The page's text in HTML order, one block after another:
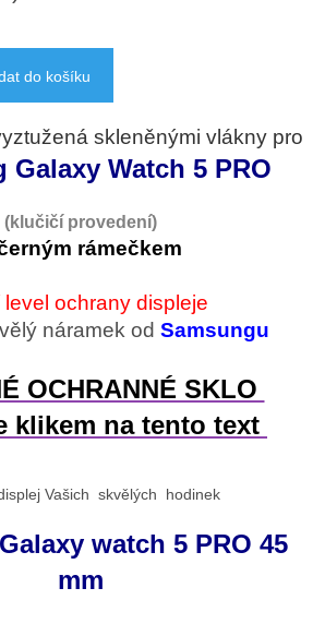
do košíku
skleněnými vlákny pro
Galaxy Watch 5 PRO
(klučičí provedení)
rámečkem
level ochrany displeje
náramek od Samsungu
OCHRANNÉ SKLO
klikem na tento text
Vašich skvělých hodinek
watch 5 PRO 45
mm